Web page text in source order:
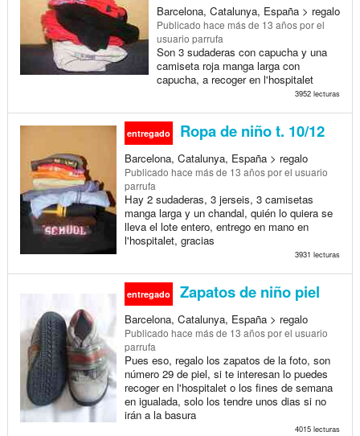
Barcelona, Catalunya, España > regalo
Publicado hace más de 13 añospor el
usuario parrufa
Son 3 sudaderas con capucha y una
camiseta roja manga larga con
capucha, a recoger en l'hospitalet
3952 lecturas
entregado Ropa de niño t. 10/12
Barcelona, Catalunya, España > regalo
Publicado hace más de 13 añospor el usuario
parrufa
Hay 2 sudaderas, 3 jerseis, 3 camisetas
manga larga y un chandal, quién lo quiera se
lleva el lote entero, entrego en mano en
l'hospitalet, gracias
3931 lecturas
entregado Zapatos de niño piel
Barcelona, Catalunya, España > regalo
Publicado hace más de 13 añospor el usuario
parrufa
Pues eso, regalo los zapatos de la foto, son
número 29 de piel, si te interesan lo puedes
recoger en l'hospitalet o los fines de semana
en igualada, solo los tendre unos dias si no
irán a la basura
4015 lecturas